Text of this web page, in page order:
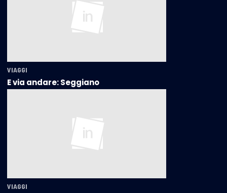
VIAGGI
E via andare: Seggiano
VIAGGI